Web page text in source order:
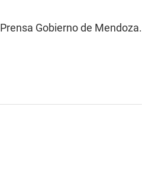
Prensa Gobierno de Mendoza.